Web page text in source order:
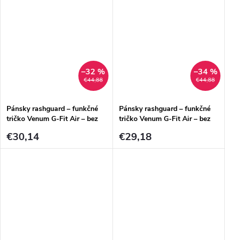
€44,88
–32 %
Pánsky rashguard – funkčné
tričko Venum G-Fit Air – bez
Sand
€30,14
€44,88
–34 %
Pánsky rashguard – funkčné
tričko Venum G-Fit Air – bez
€29,18